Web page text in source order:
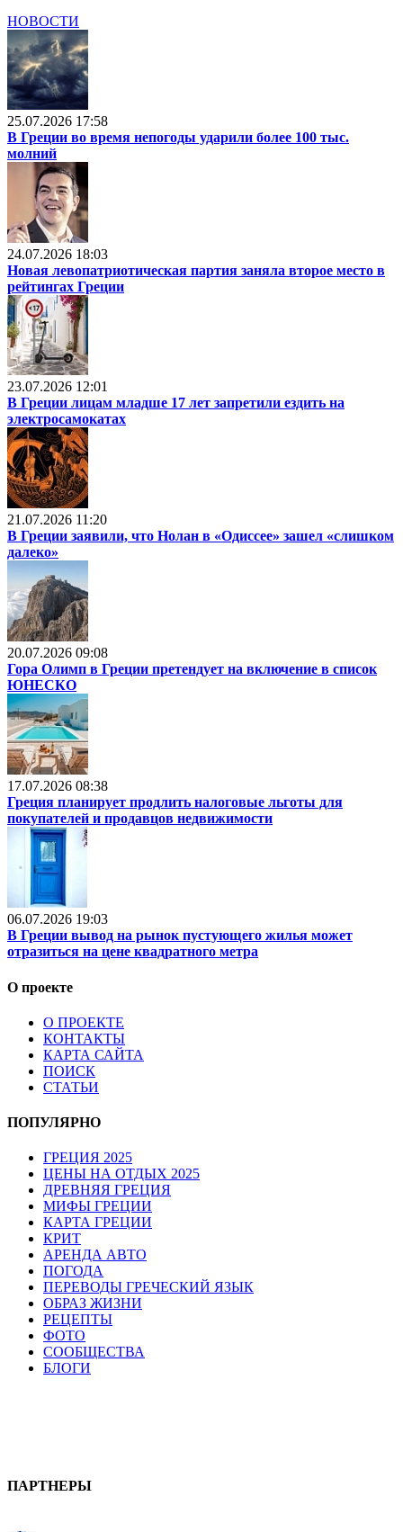
НОВОСТИ
25.07.2026 17:58
В Греции во время непогоды ударили более 100 тыс.
молний
24.07.2026 18:03
Новая левопатриотическая партия заняла второе место в
рейтингах Греции
23.07.2026 12:01
В Греции лицам младше 17 лет запретили ездить на
электросамокатах
21.07.2026 11:20
В Греции заявили, что Нолан в «Одиссее» зашел «слишком
далеко»
20.07.2026 09:08
Гора Олимп в Греции претендует на включение в список
ЮНЕСКО
17.07.2026 08:38
Греция планирует продлить налоговые льготы для
покупателей и продавцов недвижимости
06.07.2026 19:03
В Греции вывод на рынок пустующего жилья может
отразиться на цене квадратного метра
О проекте
О ПРОЕКТЕ
КОНТАКТЫ
КАРТА САЙТА
ПОИСК
СТАТЬИ
ПОПУЛЯРНО
ГРЕЦИЯ 2025
ЦЕНЫ НА ОТДЫХ 2025
ДРЕВНЯЯ ГРЕЦИЯ
МИФЫ ГРЕЦИИ
КАРТА ГРЕЦИИ
КРИТ
АРЕНДА АВТО
ПОГОДА
ПЕРЕВОДЫ ГРЕЧЕСКИЙ ЯЗЫК
ОБРАЗ ЖИЗНИ
РЕЦЕПТЫ
ФОТО
СООБЩЕСТВА
БЛОГИ
ПАРТНЕРЫ